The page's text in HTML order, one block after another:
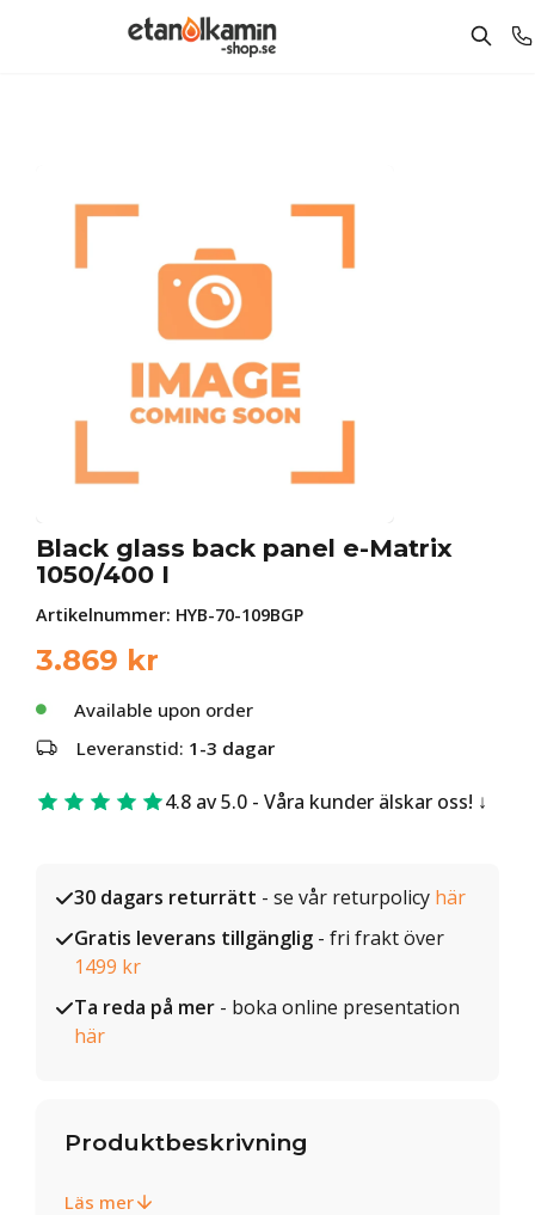
Black glass back panel e-Matrix
1050/400 I
Artikelnummer: HYB-70-109BGP
3.869 kr
Available upon order
Leveranstid: 1-3 dagar
4.8 av 5.0 - Våra kunder älskar oss!
30 dagars returrätt - se vår returpolicy här
Gratis leverans tillgänglig - fri frakt över
1499 kr
Ta reda på mer - boka online presentation
här
Produktbeskrivning
Läs mer